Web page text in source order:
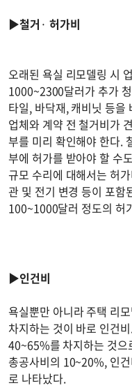
▶철거 · 허가비
오래된 욕실 리모델링 시
1000~2300달러가 추가
타일, 바닥재, 캐비닛 등을
업체와 계약 전 철거비가
부를 미리 확인해야 한다.
부에 허가를 받아야 할 수
규모 수리에 대해서는 허
관 및 전기 변경 등이 포함
100~1000달러 정도의 허
▶인건비
욕실뿐만 아니라 주택 리
차지하는 것이 바로 인건
40~65%를 차지하는 것으
총공사비의 10~20%, 인
로 나타났다.